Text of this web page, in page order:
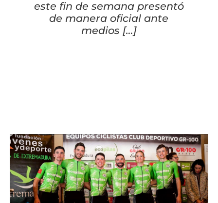
Manillares
Portabidones
Varios
este fin de semana presentó
de manera oficial ante
medios […]